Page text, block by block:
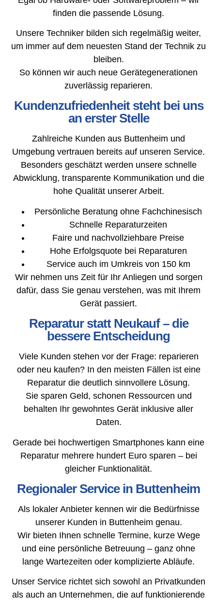
finden die passende Lösung.
Unsere Techniker bilden sich regelmäßig weiter,
um immer auf dem neuesten Stand der Technik zu
bleiben.
So können wir auch neue Gerätegenerationen
zuverlässig reparieren.
Kundenzufriedenheit steht bei uns
an erster Stelle
Zahlreiche Kunden aus Buttenheim und
Umgebung vertrauen bereits auf unseren Service.
Besonders geschätzt werden unsere schnelle
Abwicklung, transparente Kommunikation und die
hohe Qualität unserer Arbeit.
Persönliche Beratung ohne Fachchinesisch
Schnelle Reparaturzeiten
Faire und nachvollziehbare Preise
Hohe Erfolgsquote bei Reparaturen
Service auch im Umkreis von 150 km
Wir nehmen uns Zeit für Ihr Anliegen und sorgen
dafür, dass Sie genau verstehen, was mit Ihrem
Gerät passiert.
Reparatur statt Neukauf – die
bessere Entscheidung
Viele Kunden stehen vor der Frage: reparieren
oder neu kaufen? In den meisten Fällen ist eine
Reparatur die deutlich sinnvollere Lösung.
Sie sparen Geld, schonen Ressourcen und
behalten Ihr gewohntes Gerät inklusive aller
Daten.
Gerade bei hochwertigen Smartphones kann eine
Reparatur mehrere hundert Euro sparen – bei
gleicher Funktionalität.
Regionaler Service in Buttenheim
Als lokaler Anbieter kennen wir die Bedürfnisse
unserer Kunden in Buttenheim genau.
Wir bieten Ihnen schnelle Termine, kurze Wege
und eine persönliche Betreuung – ganz ohne
lange Wartezeiten oder komplizierte Abläufe.
Unser Service richtet sich sowohl an Privatkunden
als auch an Unternehmen, die auf funktionierende